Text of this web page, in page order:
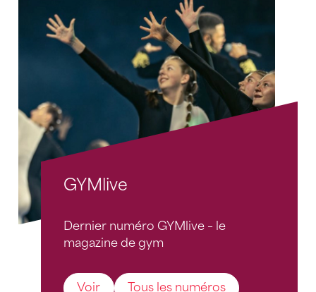
GYMlive
Dernier numéro GYMlive – le
magazine de gym
Voir Tous les numéros